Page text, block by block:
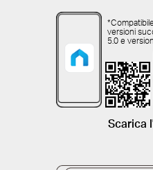
versioni
5.0 e
Scarica